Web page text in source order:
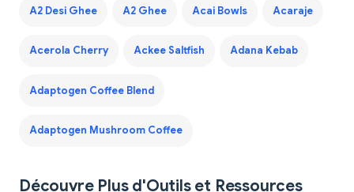
A2 Desi Ghee A2 Ghee Acai Bowls Acaraje
Acerola Cherry Ackee Saltfish Adana Kebab
Adaptogen Coffee Blend
Adaptogen Mushroom Coffee
Découvre Plus d'Outils et Ressources